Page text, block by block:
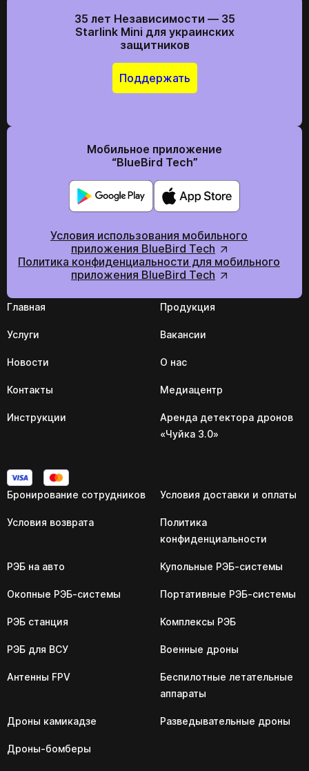
35 лет Независимости — 35
Starlink Mini для украинских
защитников
Поддержать
Мобильное приложение
“BlueBird Tech”
Условия использования мобильного
приложения BlueBird Tech
Политика конфиденциальности для мобильного
приложения BlueBird Tech
Главная Продукция
Услуги Вакансии
Новости О нас
Контакты Медиацентр
Инструкции
Аренда детектора дронов
«Чуйка 3.0»
Бронирование сотрудников Условия доставки и оплаты
Условия возврата
Политика
конфиденциальности
РЭБ на авто Купольные РЭБ-системы
Окопные РЭБ-системы Портативные РЭБ-системы
РЭБ станция Комплексы РЭБ
РЭБ для ВСУ Военные дроны
Антенны FPV
Беспилотные летательные
аппараты
Дроны камикадзе Разведывательные дроны
Дроны-бомберы